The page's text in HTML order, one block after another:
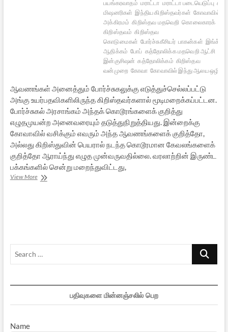
பயங்கரவாதம் மராட்டா மராட்டா படையெடுப்பு
மிஷனரிகள் இந்திய கிறிஸ்தவர்கள் கோவாவில்
அக்கிரமம் கிறிஸ்தவ மதவெறி கொலைகாரக்
கிறிஸ்தவம் கிறிஸ்தவ
கொடுமைகள் போர்ச்சுகீசியர் பாகன்கள்
ஆதிக்கம் போப் கத்தோலிக்க மதவெறி ஆட்சி
இன்குசிஷன் கத்தோலிக்கம் கிறிஸ்தவ
வன்முறை கோவா கோவாவில் இந்து ஆலய ஒழிப்பு
ஆவணங்கள் அனைத்தும் போர்ச்சுகலுக்கு எடுத்துச்செல்லப்பட்டு
அங்கு உயர்பதவிகளிலிருந்த கிறிஸ்தவர்களால் மூடிமறைக்கப்பட்டன.
போர்ச்சுகல் அரசாங்கம் அந்தக் கொடூரங்களைக் குறித்து
எழுதமுயன்ற அனைவரையும் தடுத்துநிறுத்தியது. இன்றைக்கு
கோவாவில் வசிக்கும் எவரும் அந்த ஆவணங்களைக் குறித்தோ,
அல்லது கிறிஸ்துவின் பெயரால் நடந்த கொடூரமான கேவலங்களைக்
குறித்தோ ஆராய்ந்து எழுத முன்வருவதில்லை. வரலாற்றின் இருண்ட
பக்கங்களில் சென்று மறைந்துவிட்டது,
View Moreகொலைகாரக்
Search
பதிவுகளை மின்னஞ்சலில் பெற
Name